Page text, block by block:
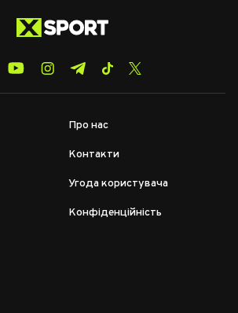
Про нас
Контакти
Угода користувача
Конфіденційність